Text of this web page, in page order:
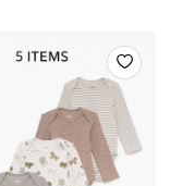
הוסף
למועדפים